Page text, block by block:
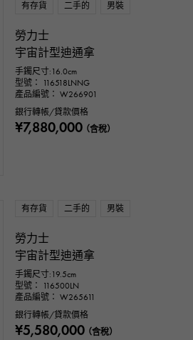
有存貨 二手的 男裝
勞力士
宇宙計型迪通拿
手鐲尺寸:16.0cm
型號： 116518LNNG
產品編號： W266901
銀行轉帳/貸款價格
¥7,880,000（含稅）
有存貨 二手的 男裝
勞力士
宇宙計型迪通拿
手鐲尺寸:19.5cm
型號： 116500LN
產品編號： W265611
銀行轉帳/貸款價格
¥5,580,000（含稅）